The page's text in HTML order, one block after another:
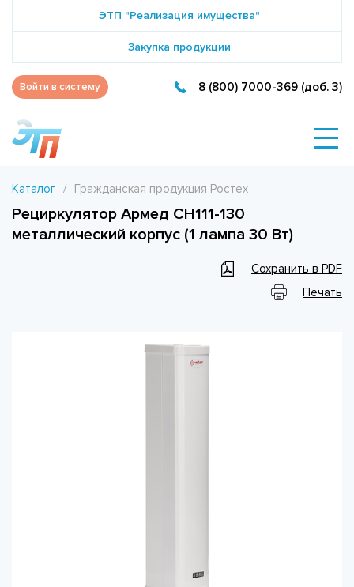
ЭТП "Реализация имущества"
Закупка продукции
Войти в систему 8 (800) 7000-369 (доб. 3)
Каталог Гражданская продукция Ростех
Рециркулятор Армед СН111-130
металлический корпус (1 лампа 30 Вт)
Сохранить в PDF
Печать